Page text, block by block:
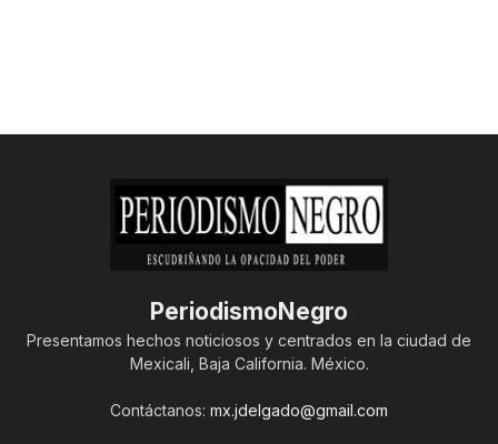
PeriodismoNegro
Presentamos hechos noticiosos y centrados en la ciudad de
Mexicali, Baja California. México.
Contáctanos: mx.jdelgado@gmail.com